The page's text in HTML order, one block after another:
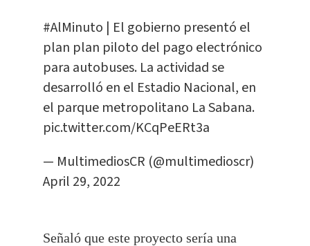
#AlMinuto | El gobierno presentó el
plan plan piloto del pago electrónico
para autobuses. La actividad se
desarrolló en el Estadio Nacional, en
el parque metropolitano La Sabana.
pic.twitter.com/KCqPeERt3a
— MultimediosCR (@multimedioscr)
April 29, 2022
Señaló que este proyecto sería una